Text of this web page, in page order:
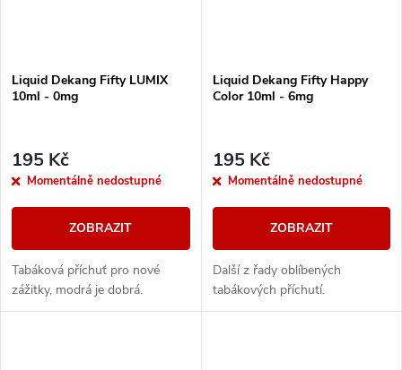
Liquid Dekang Fifty LUMIX
10ml - 0mg
195 Kč
Momentálně nedostupné
ZOBRAZIT
Tabáková příchuť pro nové
zážitky, modrá je dobrá.
Liquid Dekang Fifty Happy
Color 10ml - 6mg
195 Kč
Momentálně nedostupné
ZOBRAZIT
Další z řady oblíbených
tabákových příchutí.